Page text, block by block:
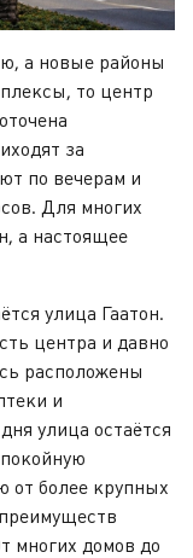
а новые районы
то центр
за
по вечерам и
Для многих
а настоящее
улица Гаатон.
центра и давно
расположены
и
улица остаётся
от более крупных
многих домов до